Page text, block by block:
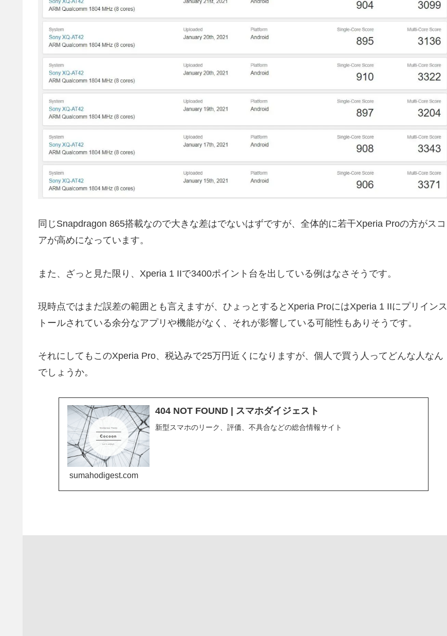
同じSnapdragon 865搭載なので大きな差はでないはずですが、全体的に若干Xperia Proの方がスコ
アが高めになっています。
また、ざっと見た限り、Xperia 1 IIで3400ポイント台を出している例はなさそうです。
現時点ではまだ誤差の範囲とも言えますが、ひょっとするとXperia ProにはXperia 1 IIにプリインス
トールされている余分なアプリや機能がなく、それが影響している可能性もありそうです。
それにしてもこのXperia Pro、税込みで25万円近くになりますが、個人で買う人ってどんな人なん
でしょうか。
404 NOT FOUND | スマホダイジェスト
新型スマホのリーク、評価、不具合などの総合情報サイト
sumahodigest.com